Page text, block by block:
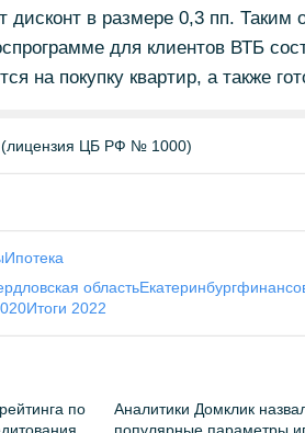
дисконт в размере 0,3 пп.
для клиентов ВТБ
на покупку квартир, а также
ЦБ РФ № 1000)
Ипотека
областьЕкатеринбург
Итоги 2022
по
Аналитики Домклик